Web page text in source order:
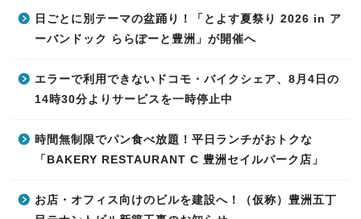
日ごとに別テーマの盆踊り！「とよす夏祭り 2026 in ア
ーバンドック ららぽーと豊洲」が開催へ
エラーで利用できないドコモ・バイクシェア、8月4日の
14時30分よりサービスを一時停止中
時間無制限でパン食べ放題！平日ランチがおトクな
「BAKERY RESTAURANT C 豊洲セイルパーク店」
お店・オフィス向けのビルを建設へ！（仮称）豊洲五丁